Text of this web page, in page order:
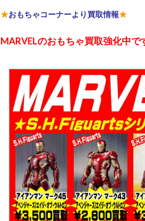
★おもちゃコーナーより買取情報★
MARVELのおもちゃ買取強化中で